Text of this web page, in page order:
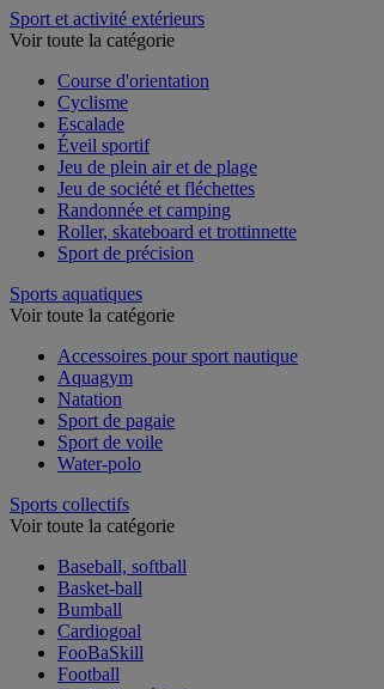
Sport et activité extérieurs
Voir toute la catégorie
Course d'orientation
Cyclisme
Escalade
Éveil sportif
Jeu de plein air et de plage
Jeu de société et fléchettes
Randonnée et camping
Roller, skateboard et trottinnette
Sport de précision
Sports aquatiques
Voir toute la catégorie
Accessoires pour sport nautique
Aquagym
Natation
Sport de pagaie
Sport de voile
Water-polo
Sports collectifs
Voir toute la catégorie
Baseball, softball
Basket-ball
Bumball
Cardiogoal
FooBaSkill
Football